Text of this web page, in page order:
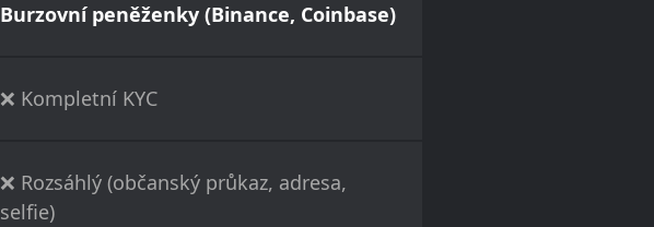
Burzovní peněženky (Binance, Coinbase)
❌ Kompletní KYC
❌ Rozsáhlý (občanský průkaz, adresa,
selfie)